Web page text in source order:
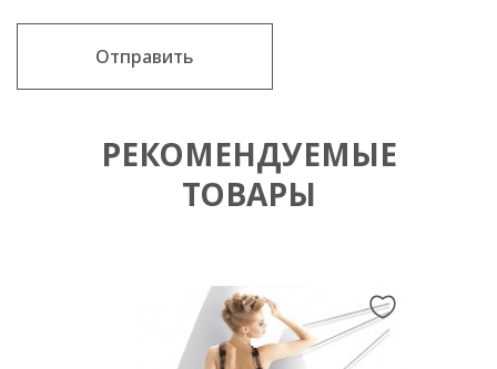
Отправить
РЕКОМЕНДУЕМЫЕ
ТОВАРЫ